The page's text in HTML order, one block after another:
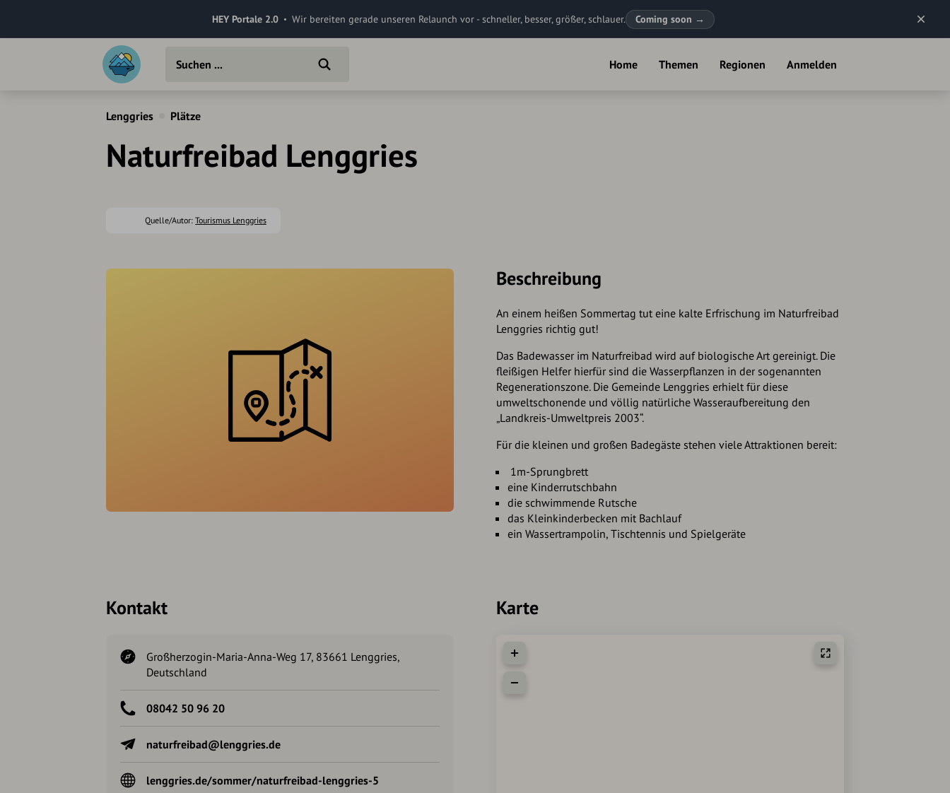
HEY Portale 2.0 Wir bereiten gerade unseren Relaunch vor - schneller, besser, größer, schlauer. Coming soon →
Home Themen Regionen Anmelden
Lenggries Plätze
Naturfreibad Lenggries
Quelle/Autor: Tourismus Lenggries
Beschreibung
An einem heißen Sommertag tut eine kalte Erfrischung im Naturfreibad
Lenggries richtig gut!
Das Badewasser im Naturfreibad wird auf biologische Art gereinigt. Die
fleißigen Helfer hierfür sind die Wasserpflanzen in der sogenannten
Regenerationszone. Die Gemeinde Lenggries erhielt für diese
umweltschonende und völlig natürliche Wasseraufbereitung den
„Landkreis-Umweltpreis 2003“.
Für die kleinen und großen Badegäste stehen viele Attraktionen bereit:
1m-Sprungbrett
eine Kinderrutschbahn
die schwimmende Rutsche
das Kleinkinderbecken mit Bachlauf
ein Wassertrampolin, Tischtennis und Spielgeräte
Kontakt
Großherzogin-Maria-Anna-Weg 17, 83661 Lenggries,
Deutschland
08042 50 96 20
naturfreibad@lenggries.de
lenggries.de/sommer/naturfreibad-lenggries-5
Karte